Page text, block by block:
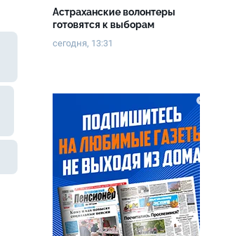
Астраханские волонтеры
готовятся к выборам
сегодня, 13:31